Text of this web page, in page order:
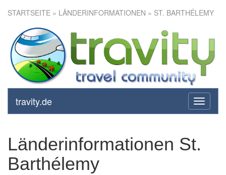
STARTSEITE » LÄNDERINFORMATIONEN » ST. BARTHÉLEMY
toggle
travity.de
Länderinformationen St.
Barthélemy